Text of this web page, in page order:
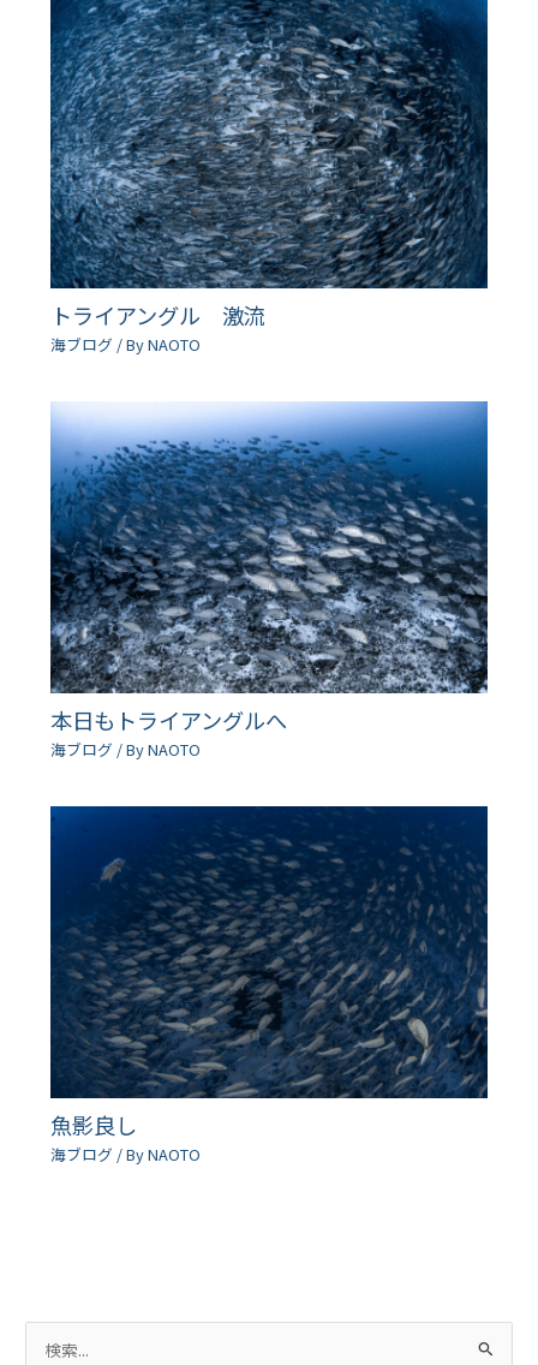
トライアングル 激流
海ブログ / ByNAOTO
本日もトライアングルへ
海ブログ / ByNAOTO
魚影良し
海ブログ / ByNAOTO